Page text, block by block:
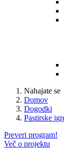
Nahajate se
Domov
Dogodki
Pastirske
Preveri program!
Več o projektu